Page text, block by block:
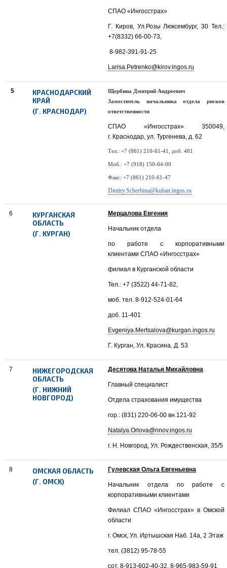
СПАО «Ингосстрах»
Г. Киров, Ул.Розы Люксембург, 30 Тел.:
+7(8332) 66-00-73,
8-982-391-91-25
Larisa.Petrenko@kirov.ingos.ru
5
КРАСНОДАРСКИЙ
КРАЙ
(Г. КРАСНОДАР)
Щербина Дмитрий Андреевич
Заместитель начальника отдела рисков
ответственности
СПАО «Ингосстрах» 350049,
г. Краснодар, ул. Тургенева, д. 62
Тел.: +7 (861) 210-61-41 , доб. 481
Моб.: +7 (918) 150-64-00
Факс: +7 (861) 210-61-47
Dmitry.Scherbina@kuban.ingos.ru
6
КУРГАНСКАЯ
ОБЛАСТЬ
(Г. КУРГАН)
Мерцалова Евгения
Начальник отдела
по работе с корпоративными
клиентами СПАО «Ингосстрах»
филиал в Курганской области
Тел.: +7 (3522) 44-71-82,
моб. тел. 8-912-524-01-64
доб. 11-401
Evgeniya.Mertsalova@kurgan.ingos.ru
Г. Курган, Ул. Красина, Д. 53
7
НИЖЕГОРОДСКАЯ
ОБЛАСТЬ
(Г. НИЖНИЙ
НОВГОРОД)
Десятова Наталья Михайловна
Главный специалист
Отдела страхования имущества
гор.: (831) 220-06-00 вн.121-92
Natalya.Orlova@nnov.ingos.ru
г. Н. Новгород, Ул. Рождественская, 35/5
8
ОМСКАЯ ОБЛАСТЬ
(Г. ОМСК)
Гулевская Ольга Евгеньевна
Начальник отдела по работе с
корпоративными клиентами
Филиал СПАО «Ингосстрах» в Омской
области
г. Омск, Ул. Иртышская Наб. 14а, 2 Этаж
тел. (3812) 95-78-55
сот. 8-913-602-40-32, 8-965-983-59-91